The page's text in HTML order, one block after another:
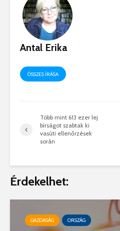
Antal Erika
ÖSSZES ÍRÁSA
Több mint 613 ezer lej
bírságot szabtak ki
vasúti ellenőrzések
során
Érdekelhet:
GAZDASÁG ORSZÁG